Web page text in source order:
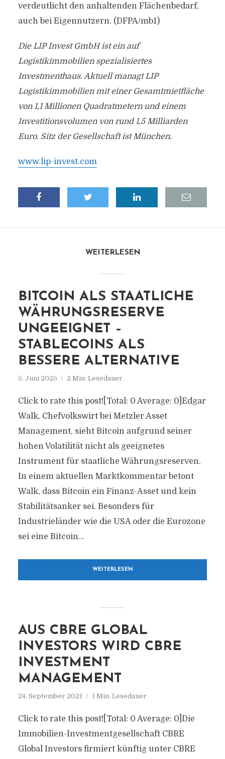
verdeutlicht den anhaltenden Flächenbedarf,
auch bei Eigennutzern. (DFPA/mb1)
Die LIP Invest GmbH ist ein auf
Logistikimmobilien spezialisiertes
Investmenthaus. Aktuell managt LIP
Logistikimmobilien mit einer Gesamtmietfläche
von 1,1 Millionen Quadratmetern und einem
Investitionsvolumen von rund 1,5 Milliarden
Euro. Sitz der Gesellschaft ist München.
www.lip-invest.com
WEITERLESEN
BITCOIN ALS STAATLICHE
WÄHRUNGSRESERVE
UNGEEIGNET –
STABLECOINS ALS
BESSERE ALTERNATIVE
5. Juni 2025 2 Min. Lesedauer
Click to rate this post![Total: 0 Average: 0]Edgar
Walk, Chefvolkswirt bei Metzler Asset
Management, sieht Bitcoin aufgrund seiner
hohen Volatilität nicht als geeignetes
Instrument für staatliche Währungsreserven.
In einem aktuellen Marktkommentar betont
Walk, dass Bitcoin ein Finanz-Asset und kein
Stabilitätsanker sei. Besonders für
Industrieländer wie die USA oder die Eurozone
sei eine Bitcoin...
WEITERLESEN
AUS CBRE GLOBAL
INVESTORS WIRD CBRE
INVESTMENT
MANAGEMENT
24. September 2021 1 Min. Lesedauer
Click to rate this post![Total: 0 Average: 0]Die
Immobilien-Investmentgesellschaft CBRE
Global Investors firmiert künftig unter CBRE